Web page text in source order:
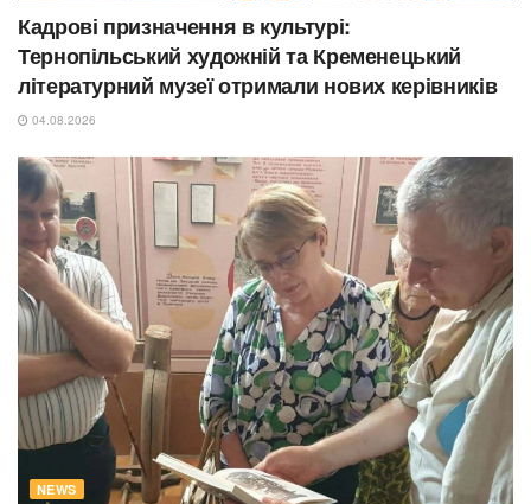
Кадрові призначення в культурі:
Тернопільський художній та Кременецький
літературний музеї отримали нових керівників
04.08.2026
NEWS